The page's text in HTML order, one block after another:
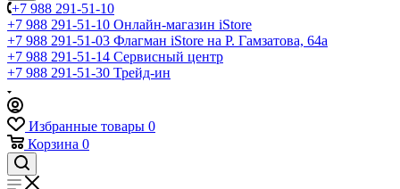
+7 988 291-51-10
+7 988 291-51-10 Онлайн-магазин iStore
+7 988 291-51-03 Флагман iStore на Р. Гамзатова, 64а
+7 988 291-51-14 Сервисный центр
+7 988 291-51-30 Трейд-ин
Избранные товары 0
Корзина 0